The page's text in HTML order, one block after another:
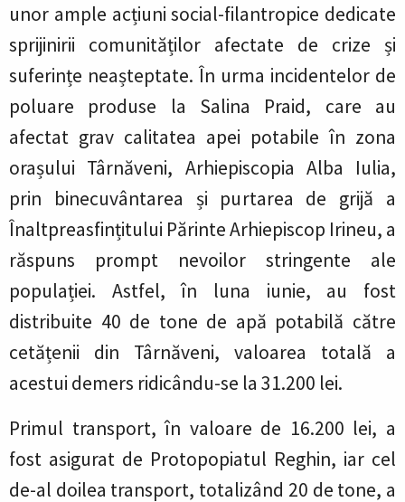
unor ample acțiuni social-filantropice dedicate
sprijinirii comunităților afectate de crize și
suferințe neașteptate. În urma incidentelor de
poluare produse la Salina Praid, care au
afectat grav calitatea apei potabile în zona
orașului Târnăveni, Arhiepiscopia Alba Iulia,
prin binecuvântarea și purtarea de grijă a
Înaltpreasfințitului Părinte Arhiepiscop Irineu, a
răspuns prompt nevoilor stringente ale
populației. Astfel, în luna iunie, au fost
distribuite 40 de tone de apă potabilă către
cetățenii din Târnăveni, valoarea totală a
acestui demers ridicându-se la 31.200 lei.
Primul transport, în valoare de 16.200 lei, a
fost asigurat de Protopopiatul Reghin, iar cel
de-al doilea transport, totalizând 20 de tone, a